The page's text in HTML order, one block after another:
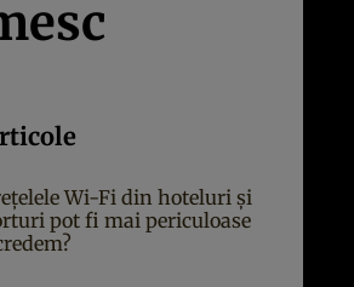
Wi-Fi din hoteluri și
pot fi mai periculoase